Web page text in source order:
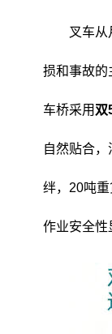
叉车从
损和事故的
车桥采用 双
自然贴合
绊，20吨重
作业安全性